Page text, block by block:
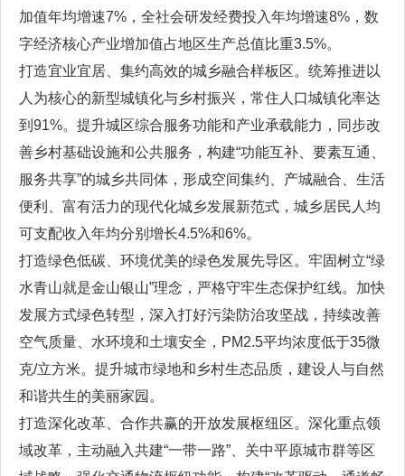
加值年均增速7%，全社会研发经费投入年均增速8%，数
字经济核心产业增加值占地区生产总值比重3.5%。
打造宜业宜居、集约高效的城乡融合样板区。统筹推进以
人为核心的新型城镇化与乡村振兴，常住人口城镇化率达
到91%。提升城区综合服务功能和产业承载能力，同步改
善乡村基础设施和公共服务，构建“功能互补、要素互通、
服务共享”的城乡共同体，形成空间集约、产城融合、生活
便利、富有活力的现代化城乡发展新范式，城乡居民人均
可支配收入年均分别增长4.5%和6%。
打造绿色低碳、环境优美的绿色发展先导区。牢固树立“绿
水青山就是金山银山”理念，严格守牢生态保护红线。加快
发展方式绿色转型，深入打好污染防治攻坚战，持续改善
空气质量、水环境和土壤安全，PM2.5平均浓度低于35微
克/立方米。提升城市绿地和乡村生态品质，建设人与自然
和谐共生的美丽家园。
打造深化改革、合作共赢的开放发展枢纽区。深化重点领
域改革，主动融入共建“一带一路”、关中平原城市群等区